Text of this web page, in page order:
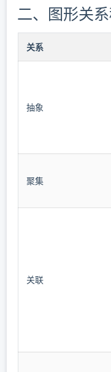
二、图形关
关系
抽象
聚集
关联